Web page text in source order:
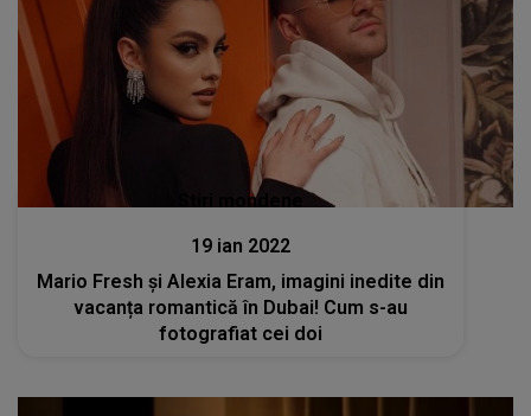
Stiri mondene
19 ian 2022
Mario Fresh și Alexia Eram, imagini inedite din
vacanța romantică în Dubai! Cum s-au
fotografiat cei doi